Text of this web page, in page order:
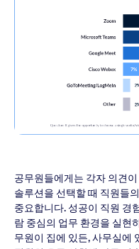
공무원들에게는 각자 의견
솔루션을 선택할 때 직원들
중요합니다. 성공이 직원 경
람 중심의 업무 환경을 실현
무원이 집에 있든, 사무실에